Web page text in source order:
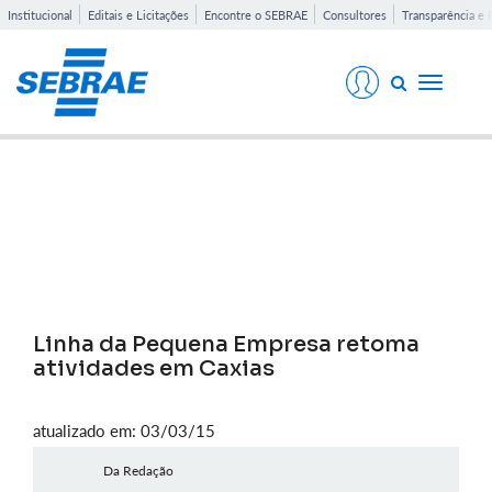
Institucional Editais e Licitações Encontre o SEBRAE Consultores Transparência e
Toggle
Linha da Pequena Empresa retoma
atividades em Caxias
atualizado em: 03/03/15
Da Redação